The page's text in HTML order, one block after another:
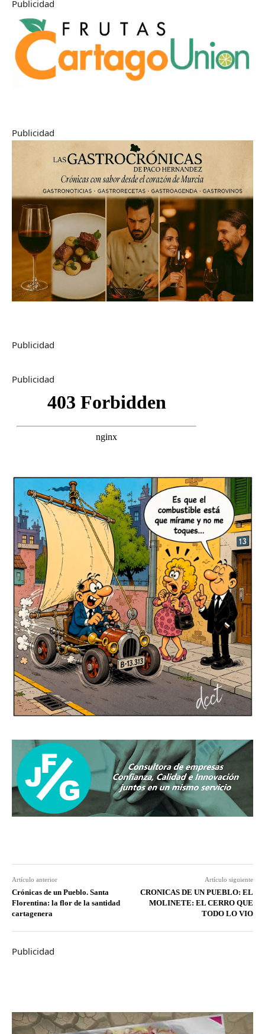
Publicidad
Publicidad
Publicidad
Publicidad
Artículo anterior
Crónicas de un Pueblo. Santa
Florentina: la flor de la santidad
cartagenera
Artículo siguiente
CRONICAS DE UN PUEBLO: EL
MOLINETE: EL CERRO QUE
TODO LO VIO
Publicidad